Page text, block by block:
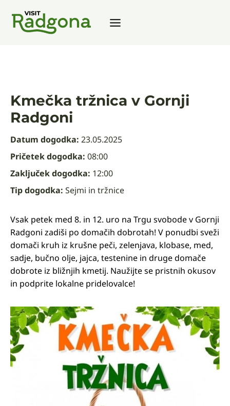
content
Kmečka tržnica v Gornji
Radgoni
Datum dogodka: 23.05.2025
Pričetek dogodka: 08:00
Zaključek dogodka: 12:00
Tip dogodka: Sejmi in tržnice
Vsak petek med 8. in 12. uro na Trgu svobode v Gornji
Radgoni zadiši po domačih dobrotah! V ponudbi sveži
domači kruh iz krušne peči, zelenjava, klobase, med,
sadje, bučno olje, jajca, testenine in druge domače
dobrote iz bližnjih kmetij. Naužijte se pristnih okusov
in podprite lokalne pridelovalce!